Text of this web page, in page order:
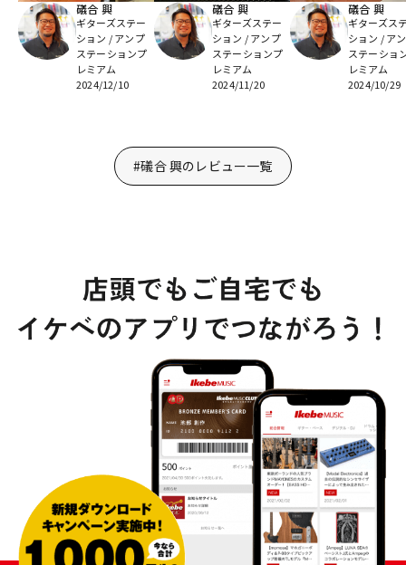
礒合 興
ギターズステー
ション / アンプ
ステーションプ
レミアム
2024/12/10
礒合 興
ギターズステー
ション / アンプ
ステーションプ
レミアム
2024/11/20
礒合 興
ギターズス
ション / ア
ステーショ
レミアム
2024/10/29
#礒合 興のレビュー一覧